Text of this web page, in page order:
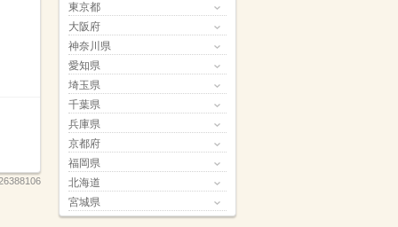
東京都
大阪府
神奈川県
愛知県
埼玉県
千葉県
兵庫県
京都府
福岡県
北海道
宮城県